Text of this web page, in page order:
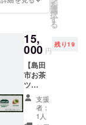
考欄に
れるお
名前を
ご記入
くださ
い。
※2 2025
日
（月）
年7月31
日
（金）
までの
間に都
内近郊
です(10
文字以
内)。エ
ンドク
レジッ
トでの
文字サ
イズの
イメー
き）※2
・エン
ルクレ
ジット
（小）
※3 ※1
羽織は
一枚一
枚、体
に合わ
せて仕
を
選
択
す
る
15,
000 円
残り19
【島田
市お茶
ツ
アー】
・日本
茶イン
支援
者：
1人